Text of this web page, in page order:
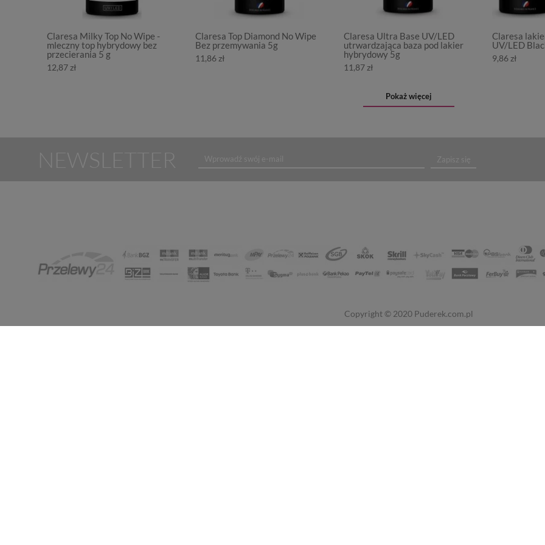
Claresa Milky Top No Wipe -
mleczny top hybrydowy bez
przecierania 5 g
12,87 zł
Claresa Top Diamond No Wipe
Bez przemywania 5g
11,86 zł
Claresa Ultra Base UV/LED
utrwardzająca baza pod lakier
hybrydowy 5g
11,87 zł
Claresa
UV/LED
9,86 zł
Pokaż więcej
NEWSLETTER Zapisz się
Copyright © 2020 Puderek.com.pl